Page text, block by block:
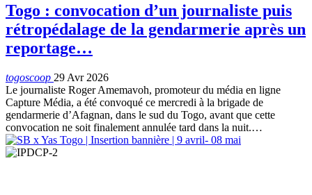
Togo : convocation d’un journaliste puis
rétropédalage de la gendarmerie après un
reportage…
togoscoop 29 Avr 2026
Le journaliste Roger Amemavoh, promoteur du média en ligne
Capture Média, a été convoqué ce mercredi à la brigade de
gendarmerie d’Afagnan, dans le sud du Togo, avant que cette
convocation ne soit finalement annulée tard dans la nuit.…